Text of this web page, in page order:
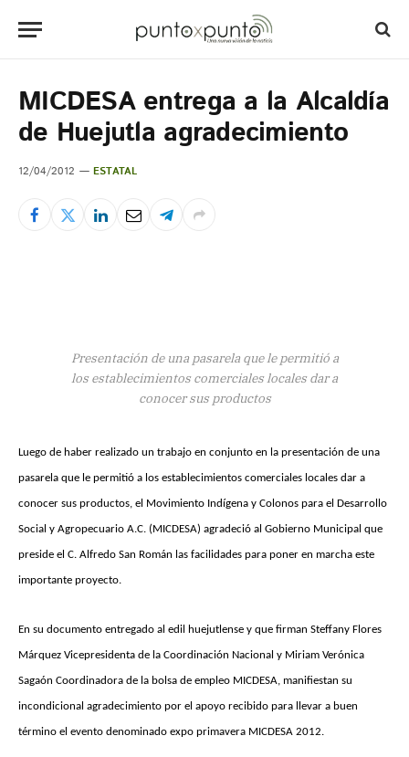
MICDESA entrega a la Alcaldía
de Huejutla agradecimiento
12/04/2012 ESTATAL
Presentación de una pasarela que le permitió a
los establecimientos comerciales locales dar a
conocer sus productos
Luego de haber realizado un trabajo en conjunto en la presentación de una
pasarela que le permitió a los establecimientos comerciales locales dar a
conocer sus productos, el Movimiento Indígena y Colonos para el Desarrollo
Social y Agropecuario A.C. (MICDESA) agradeció al Gobierno Municipal que
preside el C. Alfredo San Román las facilidades para poner en marcha este
importante proyecto.
En su documento entregado al edil huejutlense y que firman Steffany Flores
Márquez Vicepresidenta de la Coordinación Nacional y Miriam Verónica
Sagaón Coordinadora de la bolsa de empleo MICDESA, manifiestan su
incondicional agradecimiento por el apoyo recibido para llevar a buen
término el evento denominado expo primavera MICDESA 2012.